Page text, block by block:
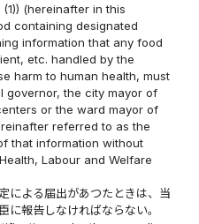
(hereinafter in this
containing designated
information that any food
etc. handled by the
harm to human health, must
governor, the city mayor of
or the ward mayor of
referred to as the
that information without
Labour and Welfare
による届出があつたときは、当
に報告しなければならない。